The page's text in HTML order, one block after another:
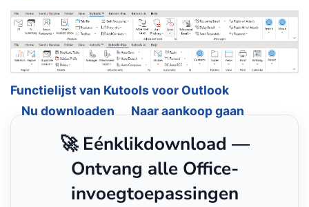
Functielijst van Kutools voor Outlook
Nu downloaden
Naar aankoop gaan
🚀 Eénklikdownload —
Ontvang alle Office-
invoegtoepassingen